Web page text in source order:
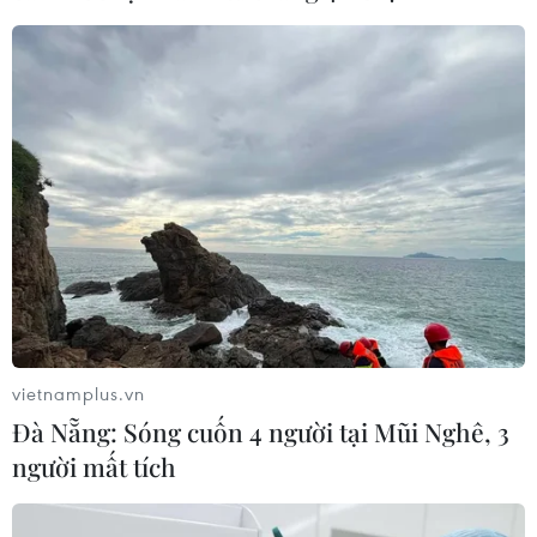
hưởng chế độ
Chính sách khuyến khích doanh
nghiệp tham gia hoạt động giáo dục
nghề nghiệp
05/08/2026 14:58
Thực hiện các nhiệm vụ trọng tâm
trong năm học 2026-2027
05/08/2026 13:13
Thi lại ở Tuyên Quang: Thí
sinh vẫn được xét tuyển đại học theo
vietnamplus.vn
Đà Nẵng: Sóng cuốn 4 người tại Mũi Nghê, 3
người mất tích